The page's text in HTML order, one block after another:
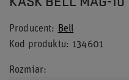
Producent
Bell
Kod produktu
134601
Rozmiar